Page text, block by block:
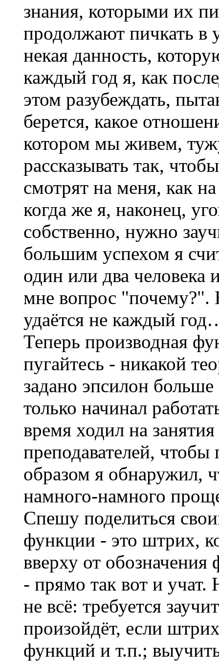
знания, которыми их
продолжают пичкать в
некая данность,
каждый год я, как
этом разубеждать,
берется, какое
котором мы живем,
рассказывать так,
смотрят на меня, как
когда же я, наконец,
собственно, нужно
большим успехом я
один или два человека
мне вопрос "почему?".
удаётся не каждый
Теперь производная
пугайтесь - никакой
задано эпсилон
только начинал
время ходил на
преподавателей,
образом я обнаружил,
намного-намного
Спешу поделиться
функции - это штрих,
вверху от
- прямо так вот и учат.
не всё: требуется
произойдёт, если
функций и т.п.;